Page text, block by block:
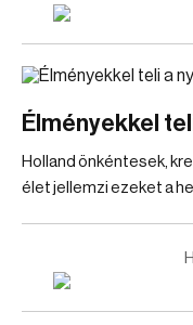
Élményekkel
Holland önkéntesek,
élet jellemzi ezeket a